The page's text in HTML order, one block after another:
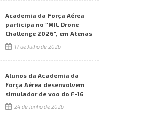
Academia da Força Aérea
participa no "MIL Drone
Challenge 2026", em Atenas
17 de Julho de 2026
Alunos da Academia da
Força Aérea desenvolvem
simulador de voo do F-16
24 de Junho de 2026